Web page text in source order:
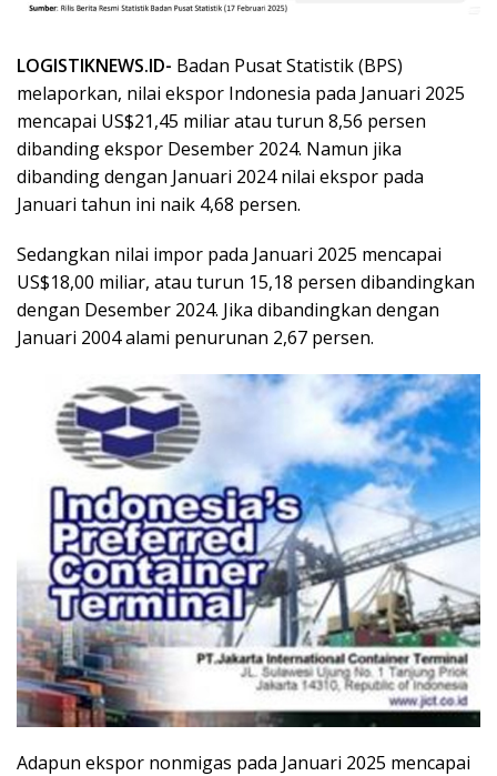
LOGISTIKNEWS.ID- Badan Pusat Statistik (BPS)
melaporkan, nilai ekspor Indonesia pada Januari 2025
mencapai US$21,45 miliar atau turun 8,56 persen
dibanding ekspor Desember 2024. Namun jika
dibanding dengan Januari 2024 nilai ekspor pada
Januari tahun ini naik 4,68 persen.
Sedangkan nilai impor pada Januari 2025 mencapai
US$18,00 miliar, atau turun 15,18 persen dibandingkan
dengan Desember 2024. Jika dibandingkan dengan
Januari 2004 alami penurunan 2,67 persen.
Adapun ekspor nonmigas pada Januari 2025 mencapai